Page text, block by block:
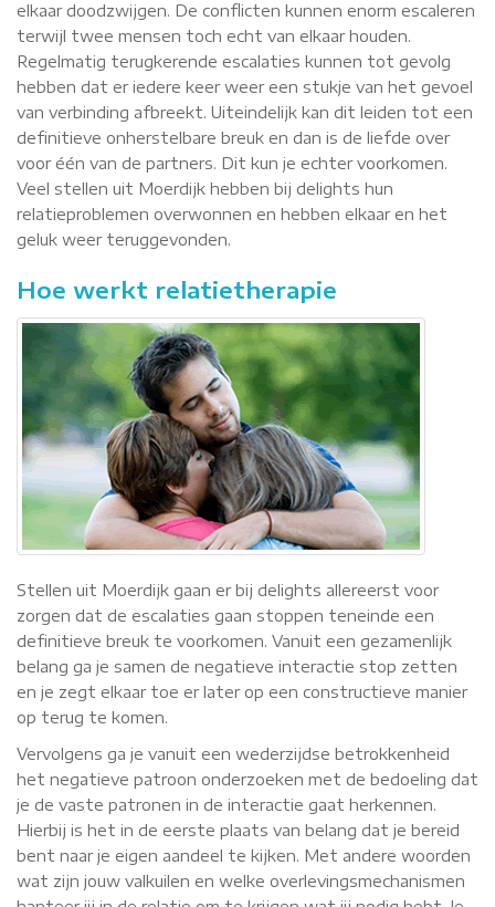
elkaar doodzwijgen. De conflicten kunnen enorm escaleren
terwijl twee mensen toch echt van elkaar houden.
Regelmatig terugkerende escalaties kunnen tot gevolg
hebben dat er iedere keer weer een stukje van het gevoel
van verbinding afbreekt. Uiteindelijk kan dit leiden tot een
definitieve onherstelbare breuk en dan is de liefde over
voor één van de partners. Dit kun je echter voorkomen.
Veel stellen uit Moerdijk hebben bij delights hun
relatieproblemen overwonnen en hebben elkaar en het
geluk weer teruggevonden.
Hoe werkt relatietherapie
Stellen uit Moerdijk gaan er bij delights allereerst voor
zorgen dat de escalaties gaan stoppen teneinde een
definitieve breuk te voorkomen. Vanuit een gezamenlijk
belang ga je samen de negatieve interactie stop zetten
en je zegt elkaar toe er later op een constructieve manier
op terug te komen.
Vervolgens ga je vanuit een wederzijdse betrokkenheid
het negatieve patroon onderzoeken met de bedoeling dat
je de vaste patronen in de interactie gaat herkennen.
Hierbij is het in de eerste plaats van belang dat je bereid
bent naar je eigen aandeel te kijken. Met andere woorden
wat zijn jouw valkuilen en welke overlevingsmechanismen